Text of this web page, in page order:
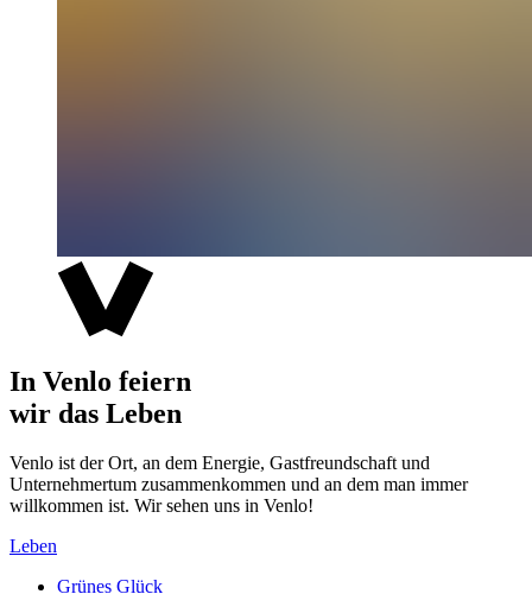
In Venlo feiern
wir das Leben
Venlo ist der Ort, an dem Energie, Gastfreundschaft und
Unternehmertum zusammenkommen und an dem man immer
willkommen ist. Wir sehen uns in Venlo!
Leben
Grünes Glück